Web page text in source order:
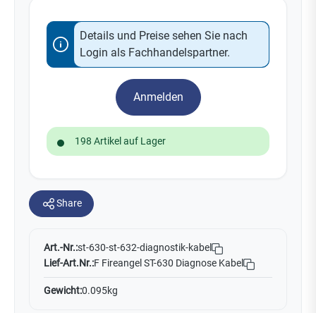
Details und Preise sehen Sie nach
Login als Fachhandelspartner.
Anmelden
198 Artikel auf Lager
Share
Art.-Nr.:st-630-st-632-diagnostik-kabel
Lief-Art.Nr.:F Fireangel ST-630 Diagnose Kabel
Gewicht:0.095kg